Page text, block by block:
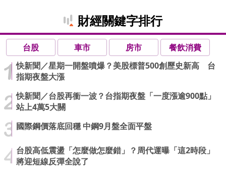
財經關鍵字排行
台股 車市 房市
餐飲消費
快新聞／星期一開盤噴爆？美股標普500創歷史新高 台
指期夜盤大漲
快新聞／台股再衝一波？台指期夜盤「一度漲逾900點」
站上4萬5大關
國際鋼價落底回穩 中鋼9月盤全面平盤
台股高低震盪「怎麼做怎麼錯」？周代運曝「這2時段」
將迎短線反彈全說了